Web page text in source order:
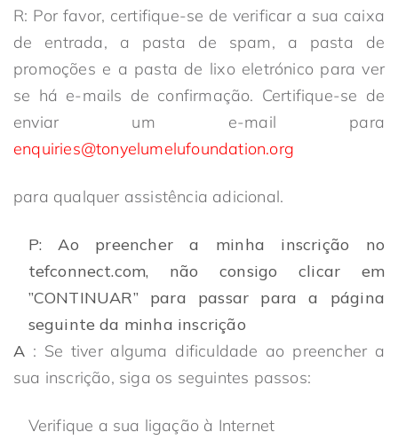
R: Por favor, certifique-se de verificar a sua caixa
de entrada, a pasta de spam, a pasta de
promoções e a pasta de lixo eletrónico para ver
se há e-mails de confirmação. Certifique-se de
enviar um e-mail para
enquiries@tonyelumelufoundation.org
para qualquer assistência adicional.
P: Ao preencher a minha inscrição no
tefconnect.com, não consigo clicar em
”CONTINUAR” para passar para a página
seguinte da minha inscrição
A : Se tiver alguma dificuldade ao preencher a
sua inscrição, siga os seguintes passos:
Verifique a sua ligação à Internet